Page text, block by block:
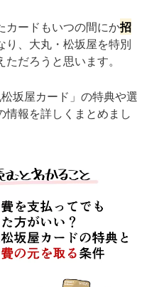
カードもいつの間にか招
り、大丸・松坂屋を特別
だろうと思います。
坂屋カード」の特典や選
情報を詳しくまとめまし